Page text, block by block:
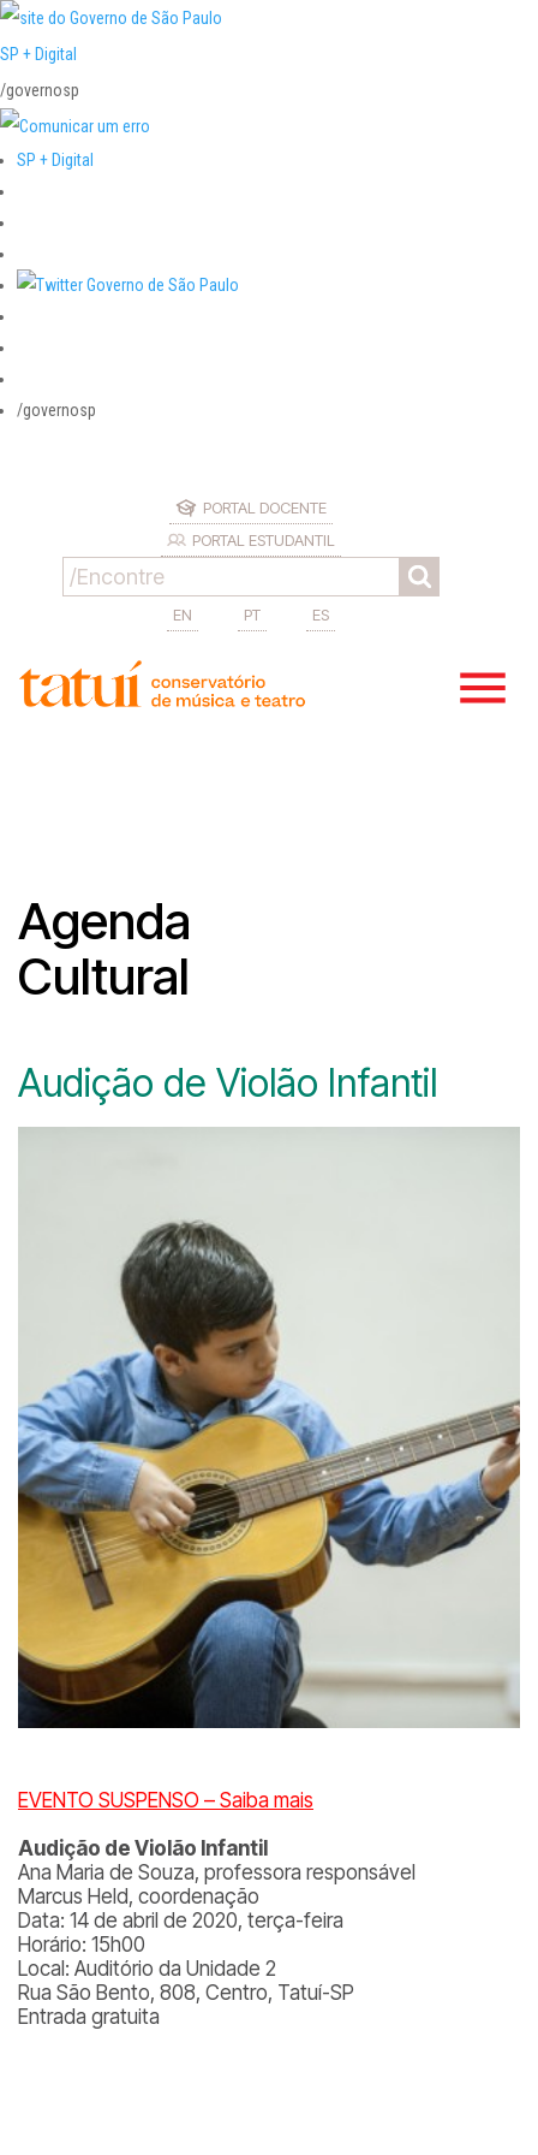
SP + Digital
/governosp
SP + Digital
/governosp
PORTAL DOCENTE
PORTAL ESTUDANTIL
EN PT ES
Agenda
Cultural
Audição de Violão Infantil
EVENTO SUSPENSO – Saiba mais
Audição de Violão Infantil
Ana Maria de Souza, professora responsável
Marcus Held, coordenação
Data: 14 de abril de 2020, terça-feira
Horário: 15h00
Local: Auditório da Unidade 2
Rua São Bento, 808, Centro, Tatuí-SP
Entrada gratuita